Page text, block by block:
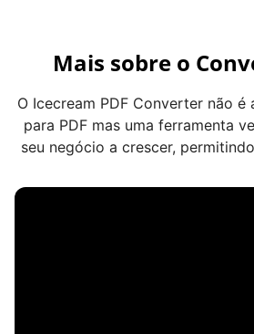
Mais sobre o
O Icecream PDF Converter não é
para PDF mas uma ferramenta
seu negócio a crescer,